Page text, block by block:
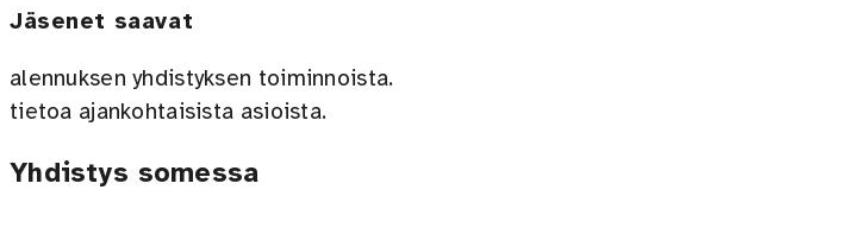
Jäsenet saavat
alennuksen yhdistyksen toiminnoista.
tietoa ajankohtaisista asioista.
Yhdistys somessa